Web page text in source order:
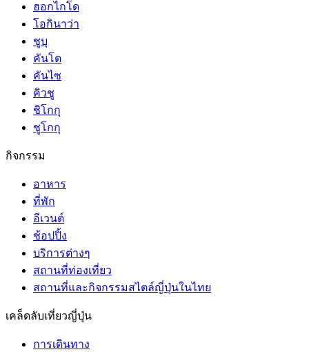
ฮอกไกโด
โอกินาว่า
ชูบุ
คันโต
คันไซ
คิวชู
ชิโกกุ
ชูโกกุ
กิจกรรม
อาหาร
ที่พัก
อีเวนต์
ช้อปปิ้ง
บริการต่างๆ
สถานที่ท่องเที่ยว
สถานที่และกิจกรรมสไตล์ญี่ปุ่นในไทย
เคล็ดลับเที่ยวญี่ปุ่น
การเดินทาง